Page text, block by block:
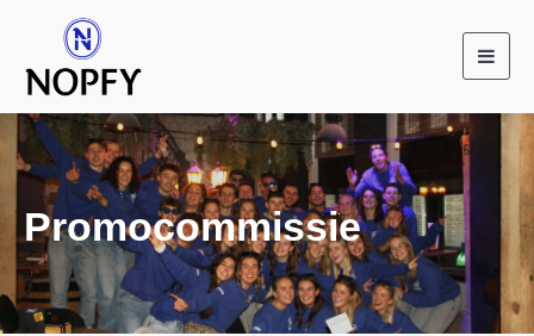
Promocommissie